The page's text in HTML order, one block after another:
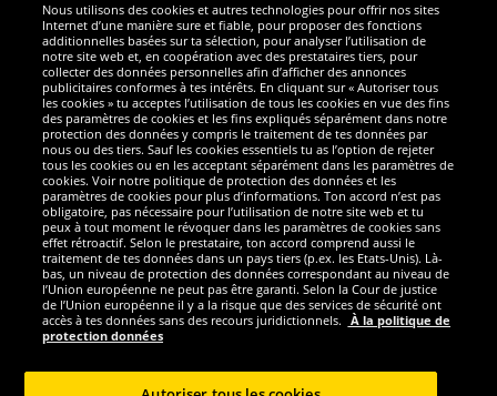
Sécurité
Nous sommes excellents
Réseaux sociaux
Nous utilisons des cookies et autres technologies pour offrir nos sites
Internet d’une manière sure et fiable, pour proposer des fonctions
additionnelles basées sur ta sélection, pour analyser l’utilisation de
notre site web et, en coopération avec des prestataires tiers, pour
collecter des données personnelles afin d’afficher des annonces
publicitaires conformes à tes intérêts. En cliquant sur « Autoriser tous
les cookies » tu acceptes l’utilisation de tous les cookies en vue des fins
des paramètres de cookies et les fins expliqués séparément dans notre
protection des données y compris le traitement de tes données par
nous ou des tiers. Sauf les cookies essentiels tu as l’option de rejeter
tous les cookies ou en les acceptant séparément dans les paramètres de
cookies. Voir notre politique de protection des données et les
paramètres de cookies pour plus d’informations. Ton accord n’est pas
obligatoire, pas nécessaire pour l’utilisation de notre site web et tu
peux à tout moment le révoquer dans les paramètres de cookies sans
effet rétroactif. Selon le prestataire, ton accord comprend aussi le
traitement de tes données dans un pays tiers (p.ex. les Etats-Unis). Là-
bas, un niveau de protection des données correspondant au niveau de
l’Union européenne ne peut pas être garanti. Selon la Cour de justice
de l’Union européenne il y a la risque que des services de sécurité ont
accès à tes données sans des recours juridictionnels. À la politique de
protection données